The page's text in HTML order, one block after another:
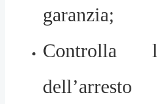
garanzia;
Controlla